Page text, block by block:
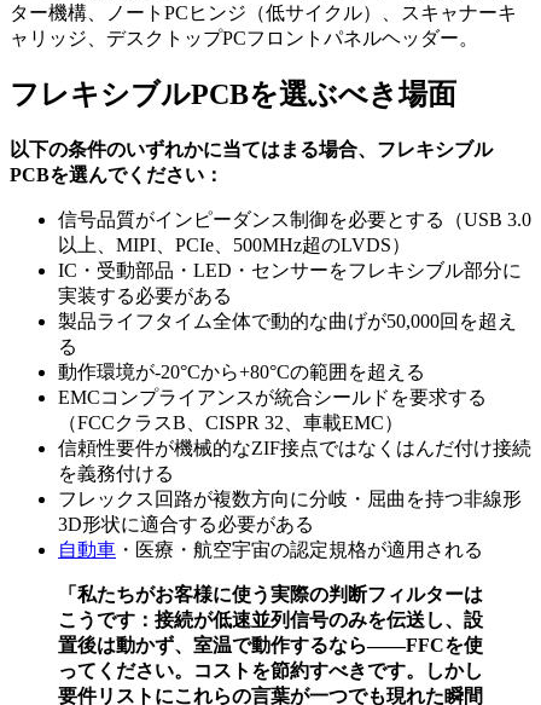
ター機構、ノートPCヒンジ（低サイクル）、スキャナーキ
ャリッジ、デスクトップPCフロントパネルヘッダー。
フレキシブルPCBを選ぶべき場面
以下の条件のいずれかに当てはまる場合、フレキシブル
PCBを選んでください：
信号品質がインピーダンス制御を必要とする（USB 3.0
以上、MIPI、PCIe、500MHz超のLVDS）
IC・受動部品・LED・センサーをフレキシブル部分に
実装する必要がある
製品ライフタイム全体で動的な曲げが50,000回を超え
る
動作環境が-20°Cから+80°Cの範囲を超える
EMCコンプライアンスが統合シールドを要求する
（FCCクラスB、CISPR 32、車載EMC）
信頼性要件が機械的なZIF接点ではなくはんだ付け接続
を義務付ける
フレックス回路が複数方向に分岐・屈曲を持つ非線形
3D形状に適合する必要がある
自動車 ・医療・航空宇宙の認定規格が適用される
「私たちがお客様に使う実際の判断フィルターは
こうです：接続が低速並列信号のみを伝送し、設
置後は動かず、室温で動作するなら——FFCを使
ってください。コストを節約すべきです。しかし
要件リストにこれらの言葉が一つでも現れた瞬間